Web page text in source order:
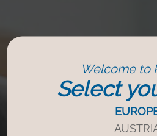
Welcome to
Select